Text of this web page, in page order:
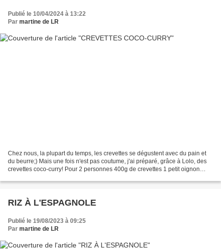
Publié le 10/04/2024 à 13:22
Par martine de LR
Chez nous, la plupart du temps, les crevettes se dégustent avec du pain et
du beurre;) Mais une fois n'est pas coutume, j'ai préparé, grâce à Lolo, des
crevettes coco-curry! Pour 2 personnes 400g de crevettes 1 petit oignon
RIZ À L'ESPAGNOLE
Publié le 19/08/2023 à 09:25
Par martine de LR